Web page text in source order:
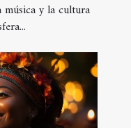
música y la cultura